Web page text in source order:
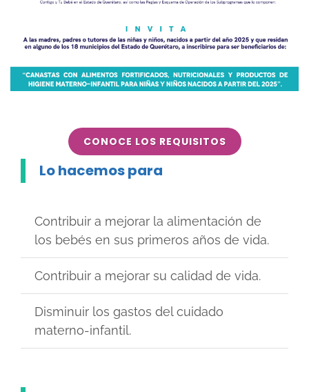
CONOCE LOS REQUISITOS
Lo hacemos para
Contribuir a mejorar la alimentación de
los bebés en sus primeros años de vida.
Contribuir a mejorar su calidad de vida.
Disminuir los gastos del cuidado
materno-infantil.